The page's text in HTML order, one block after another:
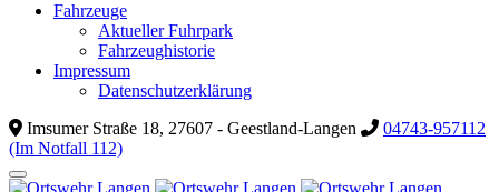
Fahrzeuge
Aktueller Fuhrpark
Fahrzeughistorie
Impressum
Datenschutzerklärung
Imsumer Straße 18, 27607 - Geestland-Langen
04743-957112
(Im Notfall 112)